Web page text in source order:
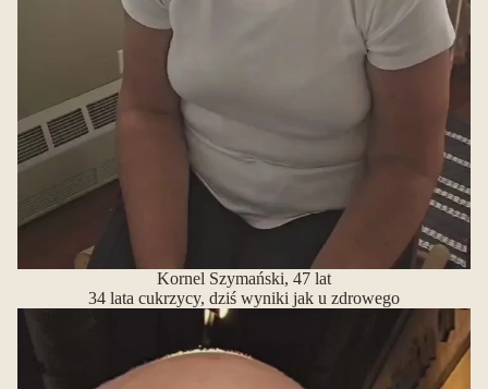
Kornel Szymański, 47 lat
34 lata cukrzycy, dziś wyniki jak u zdrowego